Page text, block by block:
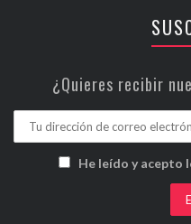
¿Quieres recibir
He leído y acepto